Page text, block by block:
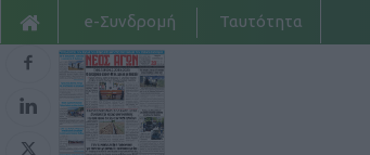
e-Συνδρομή Ταυτότητα